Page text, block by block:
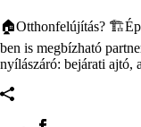
🏠Otthonfelújítás?
ben is megbízható
nyílászáró: bejárati ajtó,